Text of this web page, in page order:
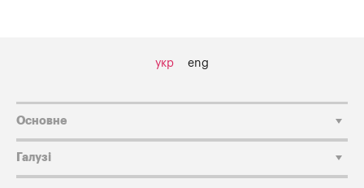
укр eng
Основне
Галузі